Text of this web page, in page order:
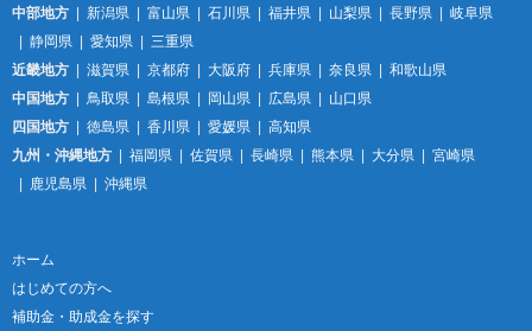
中部地方
新潟県 富山県 石川県 福井県 山梨県 長野県
岐阜県
静岡県
愛知県
三重県
近畿地方
滋賀県 京都府 大阪府 兵庫県 奈良県
和歌山県
中国地方
鳥取県 島根県 岡山県 広島県
山口県
四国地方
徳島県 香川県 愛媛県
高知県
九州・沖縄地方
福岡県 佐賀県 長崎県 熊本県 大分県
宮崎県
鹿児島県
沖縄県
ホーム
はじめての方へ
補助金・助成金を探す